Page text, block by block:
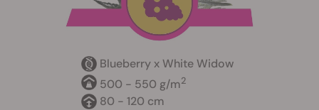
Blueberry x White Widow
500 - 550 g/m2
80 - 120 cm